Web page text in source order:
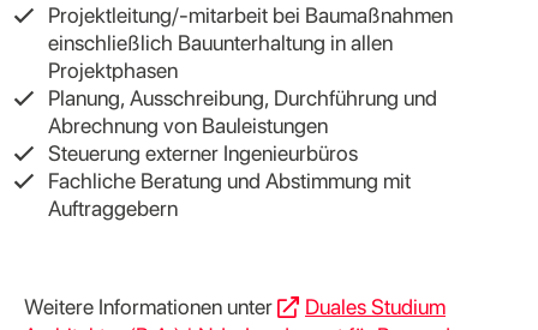
Projektleitung/-mitarbeit bei Baumaßnahmen
einschließlich Bauunterhaltung in allen
Projektphasen
Planung, Ausschreibung, Durchführung und
Abrechnung von Bauleistungen
Steuerung externer Ingenieurbüros
Fachliche Beratung und Abstimmung mit
Auftraggebern
Weitere Informationen unter
Duales Studium